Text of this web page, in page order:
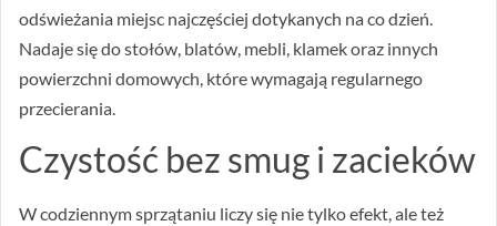
odświeżania miejsc najczęściej dotykanych na co dzień.
Nadaje się do stołów, blatów, mebli, klamek oraz innych
powierzchni domowych, które wymagają regularnego
przecierania.
Czystość bez smug i zacieków
W codziennym sprzątaniu liczy się nie tylko efekt, ale też